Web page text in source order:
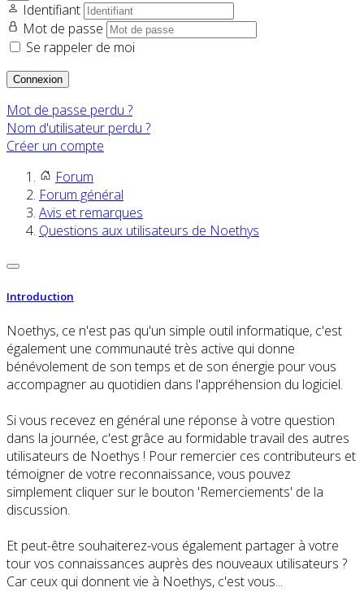
Identifiant
Mot de passe
Se rappeler de moi
Connexion
Mot de passe perdu ?
Nom d'utilisateur perdu ?
Créer un compte
Forum
Forum général
Avis et remarques
Questions aux utilisateurs de Noethys
Introduction
Noethys, ce n'est pas qu'un simple outil informatique, c'est
également une communauté très active qui donne
bénévolement de son temps et de son énergie pour vous
accompagner au quotidien dans l'appréhension du logiciel.
Si vous recevez en général une réponse à votre question
dans la journée, c'est grâce au formidable travail des autres
utilisateurs de Noethys ! Pour remercier ces contributeurs et
témoigner de votre reconnaissance, vous pouvez
simplement cliquer sur le bouton 'Remerciements' de la
discussion.
Et peut-être souhaiterez-vous également partager à votre
tour vos connaissances auprès des nouveaux utilisateurs ?
Car ceux qui donnent vie à Noethys, c'est vous...